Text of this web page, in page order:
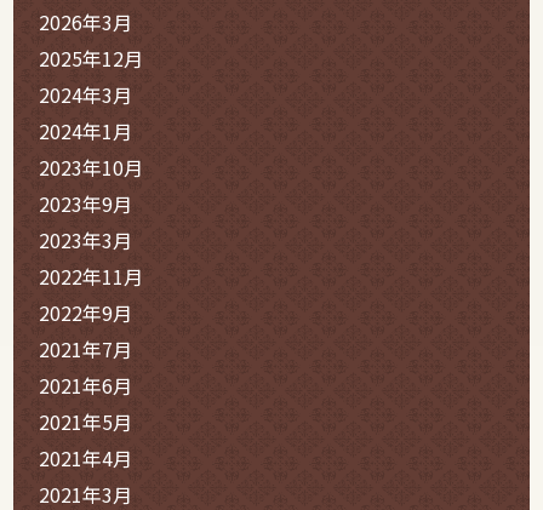
2026年3月
2025年12月
2024年3月
2024年1月
2023年10月
2023年9月
2023年3月
2022年11月
2022年9月
2021年7月
2021年6月
2021年5月
2021年4月
2021年3月